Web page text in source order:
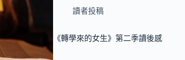
讀者投稿
《轉學來的女生》第二季讀後感